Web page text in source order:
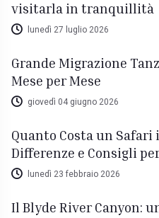
visitarla in tranquillità
lunedì 27 luglio 2026
Grande Migrazione
Mese per Mese
giovedì 04 giugno 2026
Quanto Costa un Safari
Differenze e Consigli
lunedì 23 febbraio 2026
Il Blyde River Canyon: